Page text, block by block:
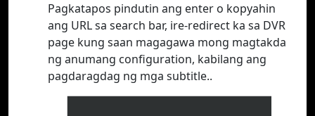
Pagkatapos pindutin ang enter o kopyahin
ang URL sa search bar, ire-redirect ka sa DVR
page kung saan magagawa mong magtakda
ng anumang configuration, kabilang ang
pagdaragdag ng mga subtitle..